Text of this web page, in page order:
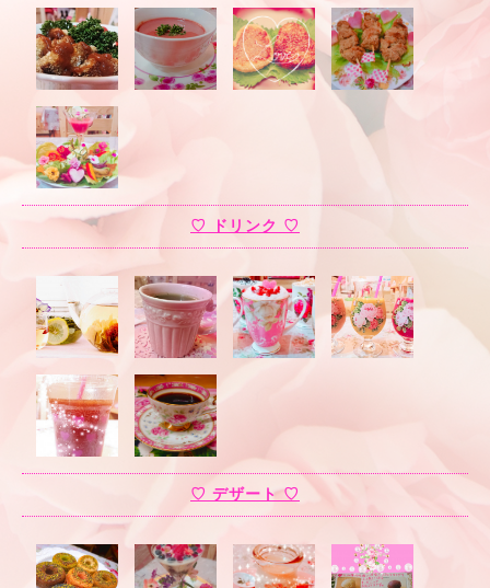
♡ ドリンク ♡
♡ デザート ♡